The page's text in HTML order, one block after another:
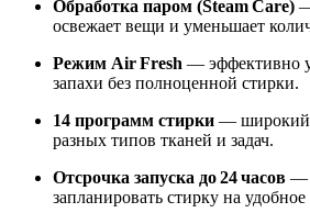
Обработка паром (Steam Care)
освежает вещи и уменьшает
Режим Air Fresh — эффективно
запахи без полноценной стирки.
14 программ стирки — широкий
разных типов тканей и задач.
Отсрочка запуска до 24 часов —
запланировать стирку на удобное